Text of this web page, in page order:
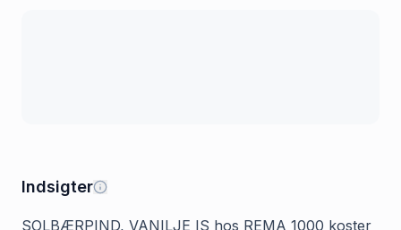
Indsigter
SOLBÆRPIND, VANILJE IS hos REMA 1000 koster